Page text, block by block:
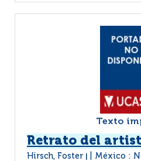
Texto
Retrato del
Hirsch, Foster México :